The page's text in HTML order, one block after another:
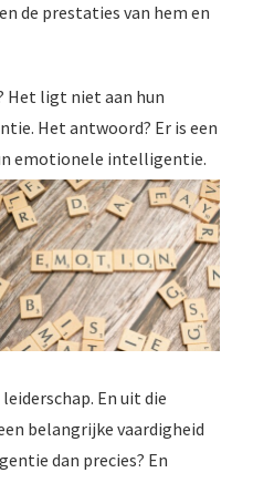
de prestaties van hem en
Het ligt niet aan hun
Het antwoord? Er is een
emotionele intelligentie.
En uit die
belangrijke vaardigheid
dan precies? En